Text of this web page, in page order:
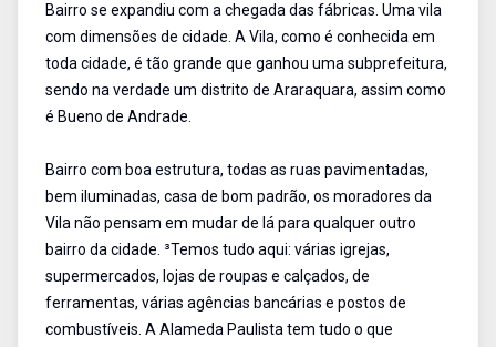
Bairro se expandiu com a chegada das fábricas. Uma vila
com dimensões de cidade. A Vila, como é conhecida em
toda cidade, é tão grande que ganhou uma subprefeitura,
sendo na verdade um distrito de Araraquara, assim como
é Bueno de Andrade.
Bairro com boa estrutura, todas as ruas pavimentadas,
bem iluminadas, casa de bom padrão, os moradores da
Vila não pensam em mudar de lá para qualquer outro
bairro da cidade. ³Temos tudo aqui: várias igrejas,
supermercados, lojas de roupas e calçados, de
ferramentas, várias agências bancárias e postos de
combustíveis. A Alameda Paulista tem tudo o que